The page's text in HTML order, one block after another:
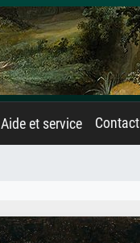
Aide et service Contact